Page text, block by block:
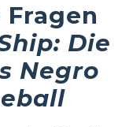
Die
Negro